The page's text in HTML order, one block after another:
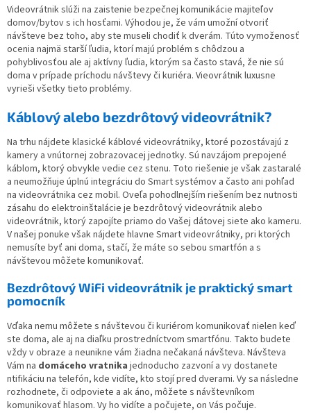
l
á
d
a
c
i
r
v
k
y
v
ý
p
i
s
u
Videovrátnik slúži na zaistenie bezpečnej komunikácie majiteľov
domov/bytov s ich hosťami. Výhodou je, že vám umožní otvoriť
návšteve bez toho, aby ste museli chodiť k dverám. Túto vymoženosť
ocenia najmä starší ľudia, ktorí majú problém s chôdzou a
pohyblivosťou ale aj aktívny ľudia, ktorým sa často stavá, že nie sú
doma v prípade príchodu návštevy či kuriéra. Vieovrátnik luxusne
vyrieši všetky tieto problémy.
Káblový alebo bezdrôtový videovrátnik?
Na trhu nájdete klasické káblové videovrátniky, ktoré pozostávajú z
kamery a vnútornej zobrazovacej jednotky. Sú navzájom prepojené
káblom, ktorý obvykle vedie cez stenu. Toto riešenie je však zastaralé
a neumožňuje úplnú integráciu do Smart systémov a často ani pohľad
na videovrátnika cez mobil. Oveľa pohodlnejším riešením bez nutnosti
zásahu do elektroinštalácie je bezdrôtový videovrátnik alebo
videovrátnik, ktorý zapojíte priamo do Vašej dátovej siete ako kameru.
V našej ponuke však nájdete hlavne Smart videovrátniky, pri ktorých
nemusíte byť ani doma, stačí, že máte so sebou smartfón a s
návštevou môžete komunikovať.
Bezdrôtový WiFi videovrátnik je praktický smart
pomocník
Vďaka nemu môžete s návštevou či kuriérom komunikovať nielen keď
ste doma, ale aj na diaľku prostredníctvom smartfónu. Takto budete
vždy v obraze a neunikne vám žiadna nečakaná návšteva. Návšteva
Vám na domáceho vratnika jednoducho zazvoní a vy dostanete
ntifikáciu na telefón, kde vidíte, kto stojí pred dverami. Vy sa následne
rozhodnete, či odpoviete a ak áno, môžete s návštevníkom
komunikovať hlasom. Vy ho vidíte a počujete, on Vás počuje.